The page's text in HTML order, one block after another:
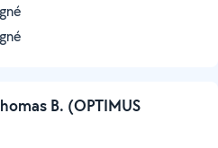
B. (OPTIMUS